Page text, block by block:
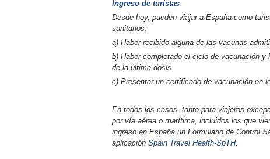
Ingreso de turistas
Desde hoy, pueden viajar a España como
sanitarios:
a) Haber recibido alguna de las vacunas
b) Haber completado el ciclo de vacunación
de la última dosis
c) Presentar un certificado de vacunación en
En todos los casos, tanto para viajeros
por vía aérea o marítima, incluidos los que
ingreso en España un Formulario de Control
aplicación Spain Travel Health-SpTH.